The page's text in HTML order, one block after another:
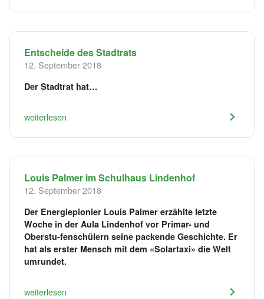
Entscheide des Stadtrats
12. September 2018
Der Stadtrat hat…
weiterlesen
Louis Palmer im Schulhaus Lindenhof
12. September 2018
Der Energiepionier Louis Palmer erzählte letzte
Woche in der Aula Lindenhof vor Primar- und
Oberstu-fenschülern seine packende Geschichte. Er
hat als erster Mensch mit dem «Solartaxi» die Welt
umrundet.
weiterlesen